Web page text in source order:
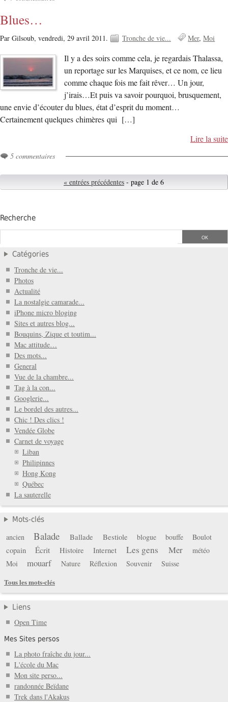
Blues…
Par Gilsoub, vendredi, 29 avril 2011. Tronche de vie... Mer Moi
Il y a des soirs comme cela, je regardais Thalassa,
un reportage sur les Marquises, et ce nom, ce lieu
comme chaque fois me fait rêver… Un jour,
j’irais…Et puis va savoir pourquoi, brusquement,
une envie d’écouter du blues, état d’esprit du moment…
Certainement quelques chimères qui […]
Lire la suite
5 commentaires
« entrées précédentes - page 1 de 6
Recherche
Catégories
Tronche de vie...
Photos
Actualité
La nostalgie camarade...
iPhone micro bloging
Sites et autres blog...
Bouquins, Zique et toutim...
Mac attitude…
Des mots...
General
Vue de la chambre...
Tag à la con...
Googlerie...
Le bordel des autres...
Chic ! Des clics !
Vendée Globe
Carnet de voyage
Liban
Philipinnes
Hong Kong
Québec
La sauterelle
Mots-clés
ancien Balade Ballade Bestiole blogue bouffe Boulot
copain Écrit Histoire Internet Les gens Mer
météo
Moi
mouarf Nature Réflexion Souvenir
Suisse
Tous les mots-clés
Liens
Open Time
Mes Sites persos
La photo fraîche du jour...
L'école du Mac
Mon site perso...
randonnée Beïdane
Trek dans l'Akakus